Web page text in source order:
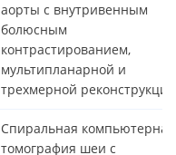
аорты с внутривенным
болюсным
контрастированием,
мультипланарной и
трехмерной
Спиральная компьютерная
томография шеи с